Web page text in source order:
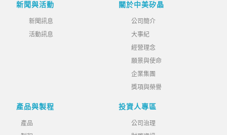
新聞與活動
新聞訊息
活動訊息
關於中美矽晶
公司簡介
大事紀
經營理念
願景與使命
企業集團
獎項與榮譽
產品與製程
產品
投資人專區
公司治理